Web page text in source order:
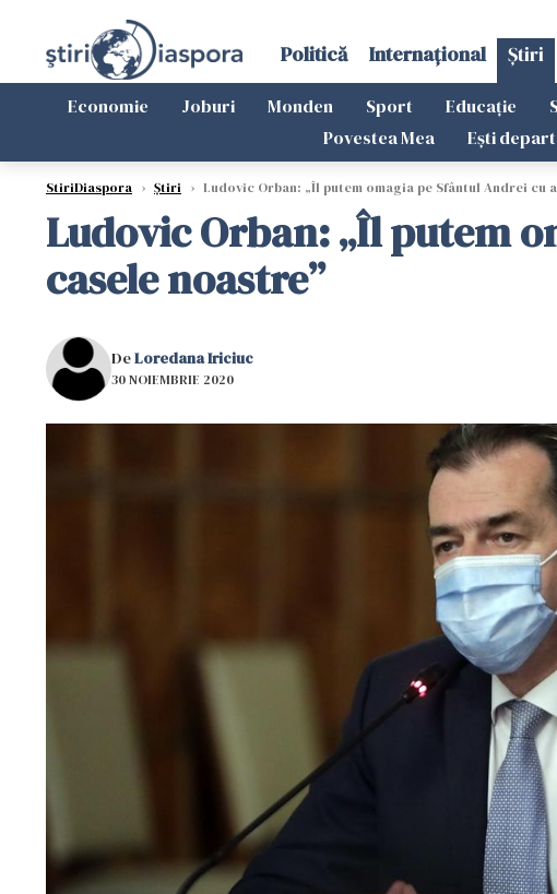
Politică Internațional Știri
Economie Joburi Monden Sport Educație
Povestea Mea
Ești
StiriDiaspora › Știri › Ludovic Orban: „Îl putem omagia pe Sfântul Andrei cu
Ludovic Orban: „Îl putem
casele noastre”
DeLoredana Iriciuc
30 NOIEMBRIE 2020